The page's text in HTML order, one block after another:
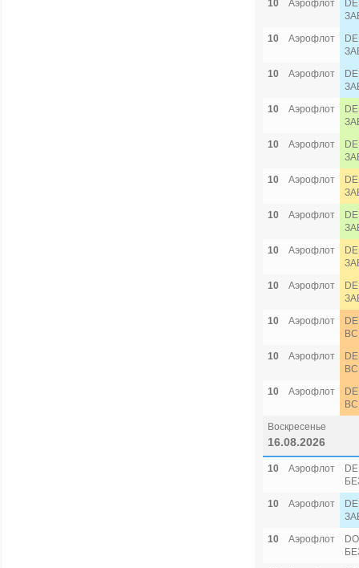
10 Аэрофлот
10
Аэрофлот
10
Аэрофлот
10
Аэрофлот
10
Аэрофлот
10
Аэрофлот
10
Аэрофлот
10
Аэрофлот
10
Аэрофлот
10
Аэрофлот
10
Аэрофлот
10
Аэрофлот
Воскресенье
16.08.2026
10 Аэрофлот
10
Аэрофлот
10
Аэрофлот